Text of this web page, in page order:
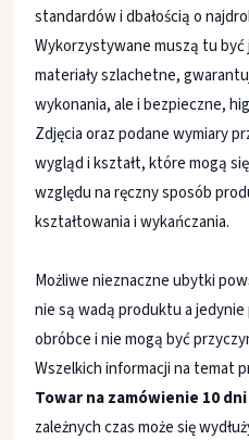
standardów i dbałością o
Wykorzystywane muszą tu
materiały szlachetne,
wykonania, ale i bezpieczne,
Zdjęcia oraz podane wymiary
wygląd i kształt, które mogą
względu na ręczny sposób
kształtowania i wykańczania.
Możliwe nieznaczne ubytki
nie są wadą produktu a jedynie
obróbce i nie mogą być
Wszelkich informacji na temat
Towar na zamówienie 10 dni
zależnych czas może się